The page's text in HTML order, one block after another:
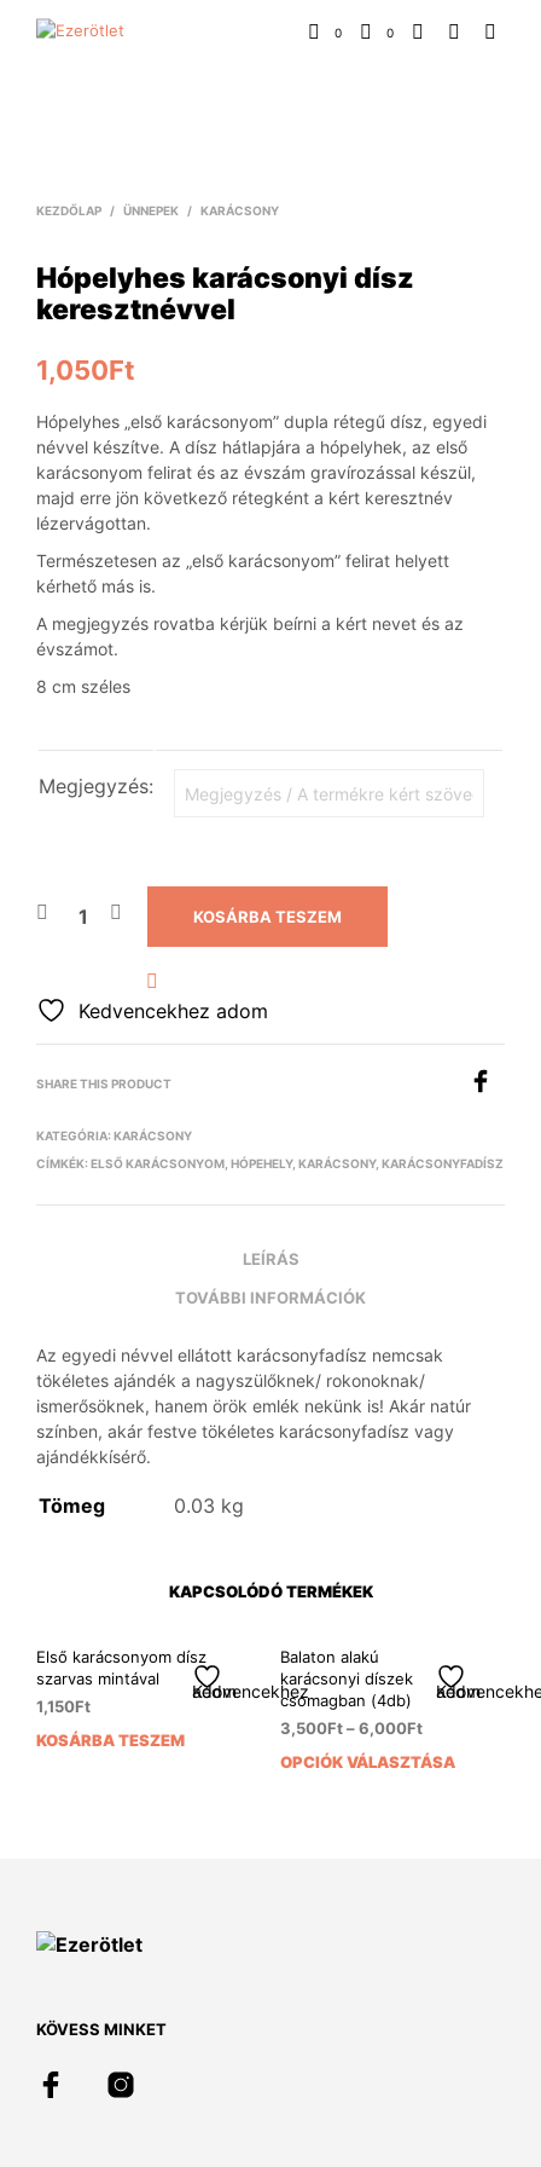
0 0
KEZDŐLAP / ÜNNEPEK / KARÁCSONY
Hópelyhes karácsonyi dísz
keresztnévvel
1,050Ft
Hópelyhes „első karácsonyom” dupla rétegű dísz, egyedi
névvel készítve. A dísz hátlapjára a hópelyhek, az első
karácsonyom felirat és az évszám gravírozással készül,
majd erre jön következő rétegként a kért keresztnév
lézervágottan.
Természetesen az „első karácsonyom” felirat helyett
kérhető más is.
A megjegyzés rovatba kérjük beírni a kért nevet és az
évszámot.
8 cm széles
Megjegyzés:
KOSÁRBA TESZEM
Kedvencekhez adom
SHARE THIS PRODUCT
KATEGÓRIA: KARÁCSONY
CÍMKÉK: ELSŐ KARÁCSONYOM HÓPEHELY, KARÁCSONY, KARÁCSONYFADÍSZ
LEÍRÁS
TOVÁBBI INFORMÁCIÓK
Az egyedi névvel ellátott karácsonyfadísz nemcsak
tökéletes ajándék a nagyszülőknek/ rokonoknak/
ismerősöknek, hanem örök emlék nekünk is! Akár natúr
színben, akár festve tökéletes karácsonyfadísz vagy
ajándékkísérő.
Tömeg 0.03 kg
KAPCSOLÓDÓ TERMÉKEK
Kedvencekhez adom
Első karácsonyom dísz
szarvas mintával
1,150Ft
KOSÁRBA TESZEM
Kedvencekhez adom
Balaton alakú
karácsonyi díszek
csomagban (4db)
3,500Ft–6,000Ft
OPCIÓK VÁLASZTÁSA
KÖVESS MINKET